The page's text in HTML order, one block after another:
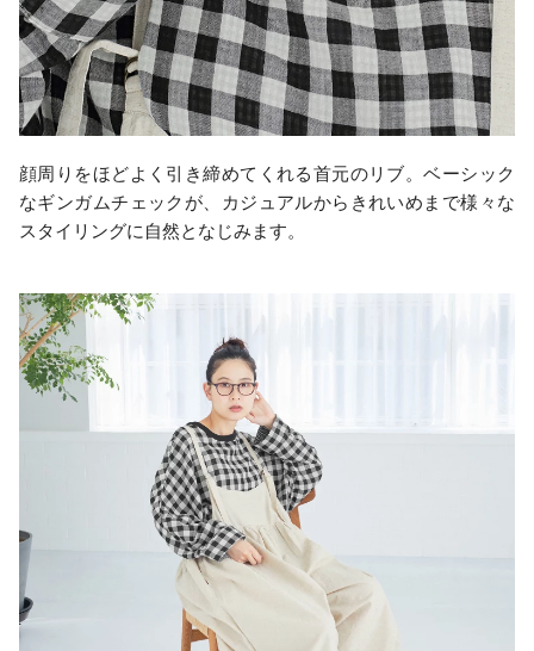
顔周りをほどよく引き締めてくれる首元のリブ。ベーシック
なギンガムチェックが、カジュアルからきれいめまで様々な
スタイリングに自然となじみます。